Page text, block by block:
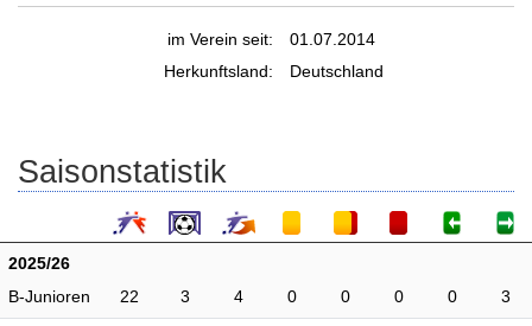
im Verein seit:
01.07.2014
Herkunftsland:
Deutschland
Saisonstatistik
2025/26
B-Junioren
22 3 4 0 0 0 0 3